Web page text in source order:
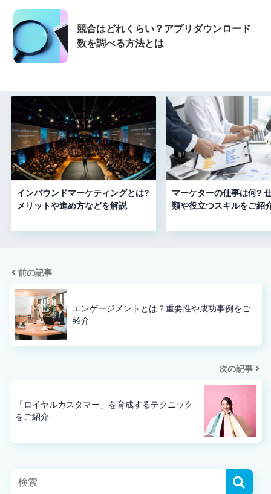
競合はどれくらい？アプリダウンロード
数を調べる方法とは
インバウンドマーケティングとは?
メリットや進め方などを解説
マーケターの仕事は何?
類や役立つスキルをご紹
前の記事
エンゲージメントとは？重要性や成功事例をご
紹介
次の記事
「ロイヤルカスタマー」を育成するテクニック
をご紹介